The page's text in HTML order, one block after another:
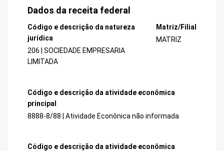
Dados da receita federal
Código e descrição da natureza
jurídica
206 | SOCIEDADE EMPRESARIA
LIMITADA
Matriz/Filial
MATRIZ
Código e descrição da atividade econômica
principal
8888-8/88 | Atividade Econônica não informada
Código e descrição da atividade econômica